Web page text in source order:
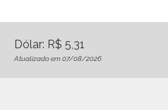
Dólar: R$ 5,31
Atualizado em 07/08/2026